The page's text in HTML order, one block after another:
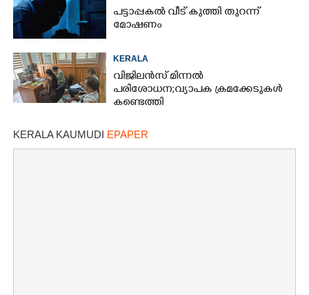
പട്ടാപ്പകൽ വീട് കുത്തി തുറന്ന്
മോഷണം
KERALA
വിജിലൻസ് മിന്നൽ
പരിശോധന; വ്യാപക ക്രമക്കേടുകൾ
കണ്ടെത്തി
KERALA KAUMUDI EPAPER